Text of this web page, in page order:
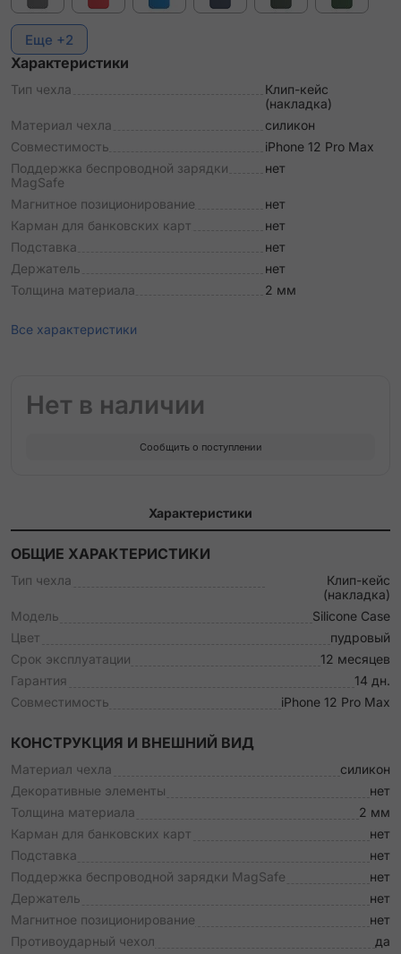
Еще +2
Характеристики
Тип чехла
Клип-кейс
(накладка)
Материал чехла
силикон
Совместимость
iPhone 12 Pro Max
Поддержка беспроводной зарядки
MagSafe
нет
Магнитное позиционирование
нет
Карман для банковских карт
нет
Подставка
нет
Держатель
нет
Толщина материала
2 мм
Все характеристики
Нет в наличии
Сообщить о поступлении
Характеристики
ОБЩИЕ ХАРАКТЕРИСТИКИ
Тип чехла
Клип-кейс
(накладка)
Модель
Silicone Case
Цвет
пудровый
Срок эксплуатации
12 месяцев
Гарантия
14 дн.
Совместимость
iPhone 12 Pro Max
КОНСТРУКЦИЯ И ВНЕШНИЙ ВИД
Материал чехла
силикон
Декоративные элементы
нет
Толщина материала
2 мм
Карман для банковских карт
нет
Подставка
нет
Поддержка беспроводной зарядки MagSafe
нет
Держатель
нет
Магнитное позиционирование
нет
Противоударный чехол
да